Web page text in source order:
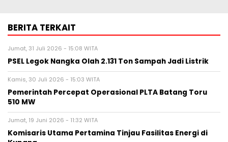
BERITA TERKAIT
Jumat, 31 Juli 2026 - 15:08 WITA
PSEL Legok Nangka Olah 2.131 Ton Sampah Jadi Listrik
Kamis, 30 Juli 2026 - 15:03 WITA
Pemerintah Percepat Operasional PLTA Batang Toru
510 MW
Jumat, 19 Juni 2026 - 11:32 WITA
Komisaris Utama Pertamina Tinjau Fasilitas Energi di